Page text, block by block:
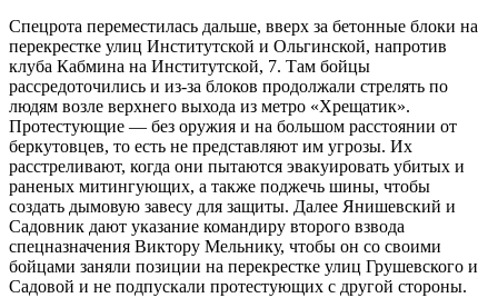
Спецрота переместилась дальше, вверх за бетонные блоки на
перекрестке улиц Институтской и Ольгинской, напротив
клуба Кабмина на Институтской, 7. Там бойцы
рассредоточились и из-за блоков продолжали стрелять по
людям возле верхнего выхода из метро «Хрещатик».
Протестующие — без оружия и на большом расстоянии от
беркутовцев, то есть не представляют им угрозы. Их
расстреливают, когда они пытаются эвакуировать убитых и
раненых митингующих, а также поджечь шины, чтобы
создать дымовую завесу для защиты. Далее Янишевский и
Садовник дают указание командиру второго взвода
спецназначения Виктору Мельнику, чтобы он со своими
бойцами заняли позиции на перекрестке улиц Грушевского и
Садовой и не подпускали протестующих с другой стороны.